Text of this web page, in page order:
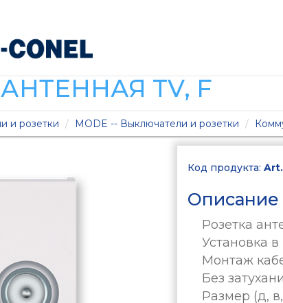
TV, F
и розетки MODE -- Выключатели и розетки
Код продукта:
Описание
Розетка
Установка
Монтаж
Без
Размер (д,